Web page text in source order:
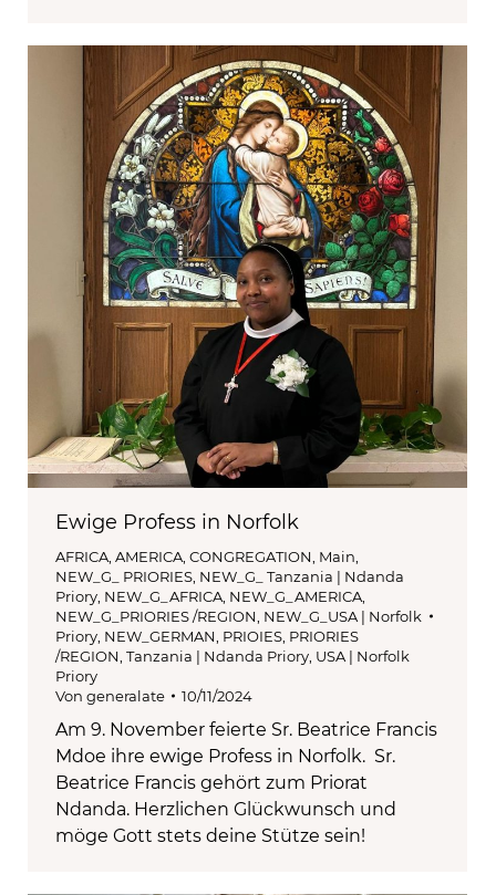
Ewige Profess in Norfolk
AFRICA, AMERICA, CONGREGATION, Main,
NEW_G_ PRIORIES, NEW_G_ Tanzania | Ndanda
Priory, NEW_G_AFRICA, NEW_G_AMERICA,
NEW_G_PRIORIES /REGION, NEW_G_USA | Norfolk
Priory, NEW_GERMAN, PRIOIES, PRIORIES
/REGION, Tanzania | Ndanda Priory, USA | Norfolk
Priory
Von generalate 10/11/2024
Am 9. November feierte Sr. Beatrice Francis
Mdoe ihre ewige Profess in Norfolk. Sr.
Beatrice Francis gehört zum Priorat
Ndanda. Herzlichen Glückwunsch und
möge Gott stets deine Stütze sein!